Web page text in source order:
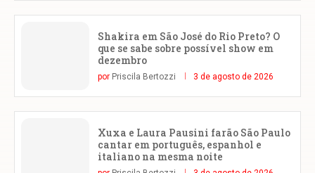
Shakira em São José do Rio Preto? O
que se sabe sobre possível show em
dezembro
por Priscila Bertozzi 3 de agosto de 2026
Xuxa e Laura Pausini farão São Paulo
cantar em português, espanhol e
italiano na mesma noite